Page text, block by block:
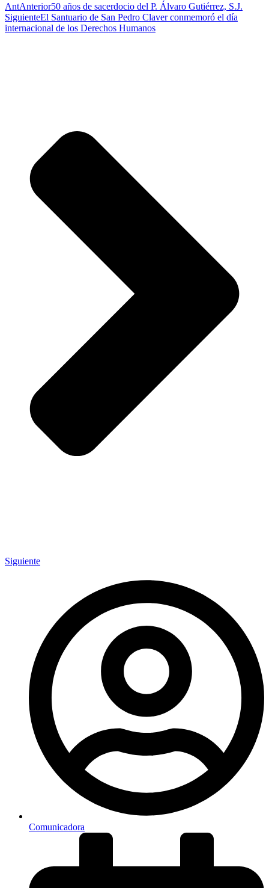
AntAnterior50 años de sacerdocio del P. Álvaro Gutiérrez, S.J.
SiguienteEl Santuario de San Pedro Claver conmemoró el día
internacional de los Derechos Humanos
Siguiente
Comunicadora